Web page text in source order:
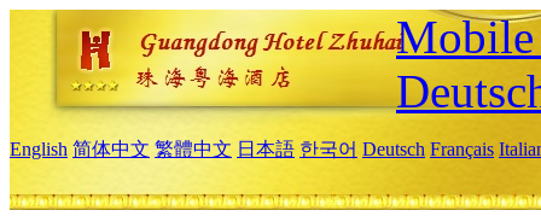
Mobile
English 简体中文 繁體中文 日本語 한국어 Deutsch Français